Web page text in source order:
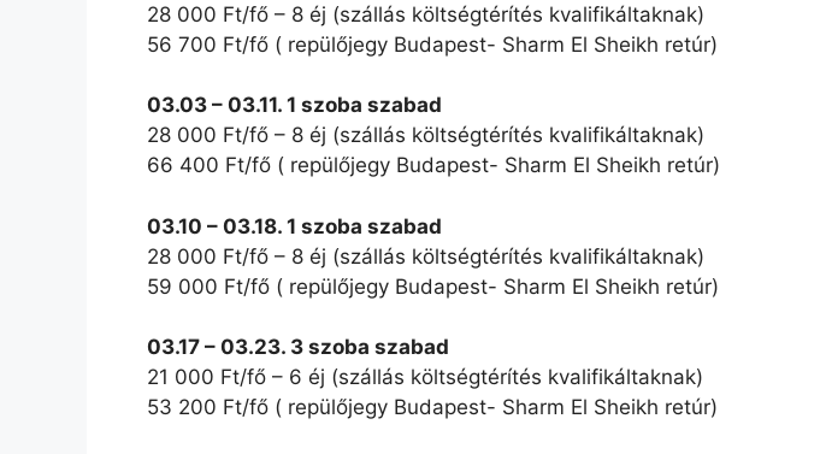
28 000 Ft/fő – 8 éj (szállás költségtérítés kvalifikáltaknak)
56 700 Ft/fő ( repülőjegy Budapest- Sharm El Sheikh retúr)
03.03 – 03.11. 1 szoba szabad
28 000 Ft/fő – 8 éj (szállás költségtérítés kvalifikáltaknak)
66 400 Ft/fő ( repülőjegy Budapest- Sharm El Sheikh retúr)
03.10 – 03.18. 1 szoba szabad
28 000 Ft/fő – 8 éj (szállás költségtérítés kvalifikáltaknak)
59 000 Ft/fő ( repülőjegy Budapest- Sharm El Sheikh retúr)
03.17 – 03.23. 3 szoba szabad
21 000 Ft/fő – 6 éj (szállás költségtérítés kvalifikáltaknak)
53 200 Ft/fő ( repülőjegy Budapest- Sharm El Sheikh retúr)